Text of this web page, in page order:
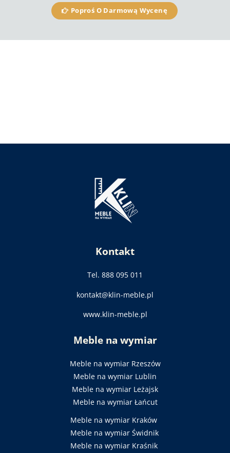
Poproś O Darmową Wycenę
Kontakt
Tel. 888 095 011
kontakt@klin-meble.pl
www.klin-meble.pl
Meble na wymiar
Meble na wymiar Rzeszów
Meble na wymiar Lublin
Meble na wymiar Leżajsk
Meble na wymiar Łańcut
Meble na wymiar Kraków
Meble na wymiar Świdnik
Meble na wymiar Kraśnik